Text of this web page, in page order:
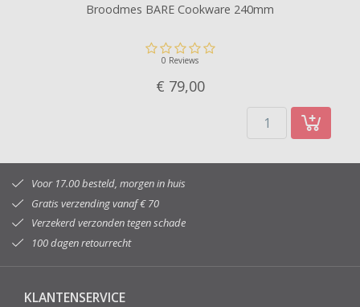
Broodmes BARE Cookware 240mm
0 Reviews
€ 79,00
Voor 17.00 besteld, morgen in huis
Gratis verzending vanaf € 70
Verzekerd verzonden tegen schade
100 dagen retourrecht
KLANTENSERVICE